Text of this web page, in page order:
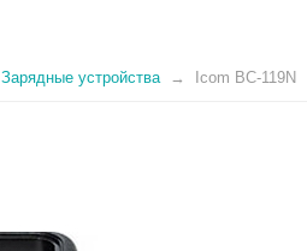
Зарядные устройства Icom BC-119N